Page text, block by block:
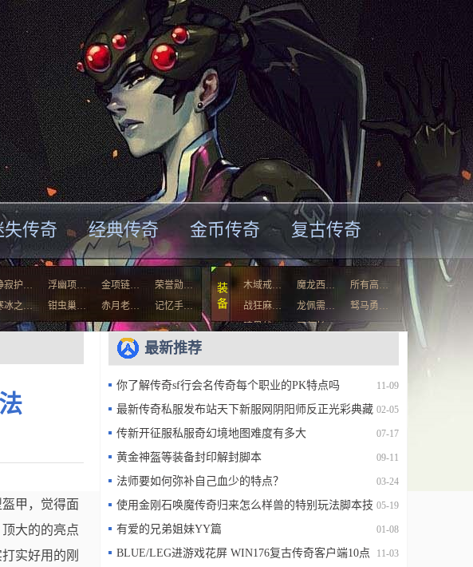
失传奇 经典传奇 金币传奇 复古传奇
寂护… 浮幽项… 金项链…
荣誉勋…
冰之…
钳虫巢… 赤月老… 记忆手…
装
备
木域戒… 魔龙西…
所有高…
战狂麻…
龙佩需…
驽马勇…
暗黑战…
天师长…
甲，觉得面
大的的亮点
实好用的刚
最新推荐
11-09
你了解传奇sf行会名传奇每个职业的PK特点吗
02-05
最新传奇私服发布站天下新服网阴阳师反正光彩典藏
皮惹起的内
07-17
传新开征服私服奇幻境地图难度有多大
09-11
黄金神盔等装备封印解封脚本
03-24
法师要如何弥补自己血少的特点？
05-19
使用金刚石唤魔传奇归来怎么样兽的特别玩法脚本技
巧
01-08
有爱的兄弟姐妹YY篇
11-03
BLUE/LEG进游戏花屏 WIN176复古传奇客户端10点